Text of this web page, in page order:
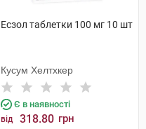
Есзол таблетки 100 мг 10 шт
Кусум Хелтхкер
Є в наявності
від 318.80 грн